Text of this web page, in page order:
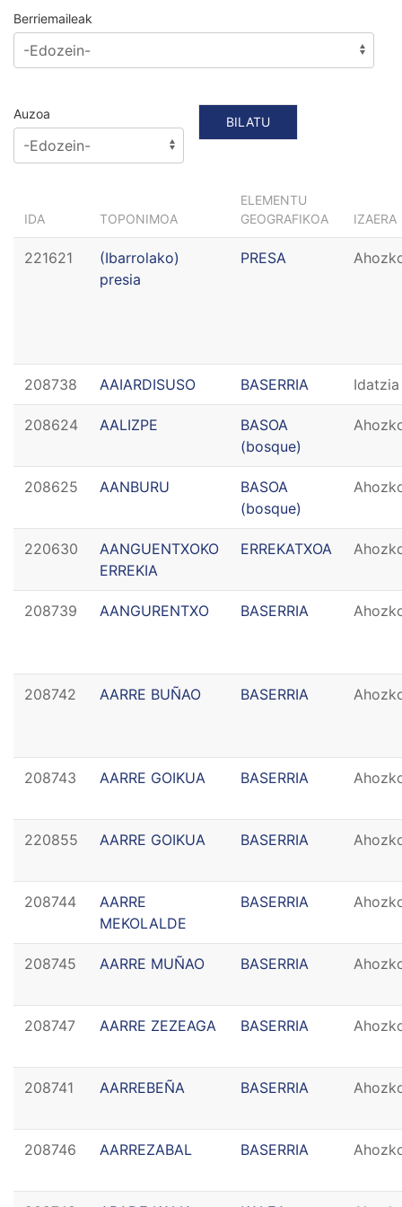
Berriemaileak
Auzoa
IDA TOPONIMOA
ELEMENTU
GEOGRAFIKOA
IZAERA
221621
(Ibarrolako)
presia
PRESA
208738 AAIARDISUSO BASERRIA Idatzia
208624 AALIZPE
BASOA
(bosque)
208625 AANBURU
BASOA
(bosque)
220630
AANGUENTXOKO
ERREKIA
ERREKATXOA
208739 AANGURENTXO BASERRIA
208742 AARRE BUÑAO BASERRIA
208743 AARRE GOIKUA BASERRIA
220855 AARRE GOIKUA BASERRIA
208744
AARRE
MEKOLALDE
BASERRIA
208745 AARRE MUÑAO BASERRIA
208747 AARRE ZEZEAGA BASERRIA
208741 AARREBEÑA BASERRIA
208746 AARREZABAL BASERRIA